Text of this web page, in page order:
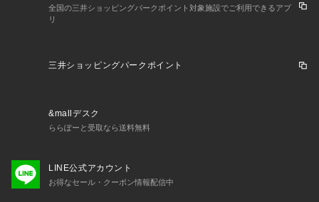
全国の三井ショッピングパークポイント対象施設でご利用できるアプ
リ
三井ショッピングパークポイント
&mallデスク
ららぽーと受取なら送料無料
LINE公式アカウント
お得なセール・クーポン情報配信中